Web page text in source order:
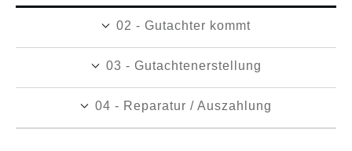
02 - Gutachter kommt
03 - Gutachtenerstellung
04 - Reparatur / Auszahlung